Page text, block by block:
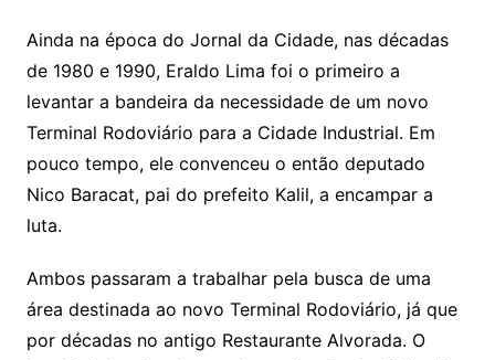
Ainda na época do Jornal da Cidade, nas décadas
de 1980 e 1990, Eraldo Lima foi o primeiro a
levantar a bandeira da necessidade de um novo
Terminal Rodoviário para a Cidade Industrial. Em
pouco tempo, ele convenceu o então deputado
Nico Baracat, pai do prefeito Kalil, a encampar a
luta.
Ambos passaram a trabalhar pela busca de uma
área destinada ao novo Terminal Rodoviário, já que
por décadas no antigo Restaurante Alvorada. O